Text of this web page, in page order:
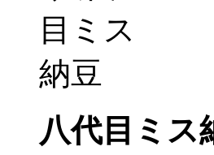
八代目ミス